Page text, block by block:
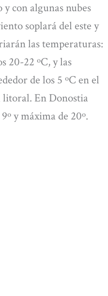
y con algunas nubes
soplará del este y
las temperaturas:
20-22 ºC, y las
de los 5 ºC en el
litoral. En Donostia
y máxima de 20º.